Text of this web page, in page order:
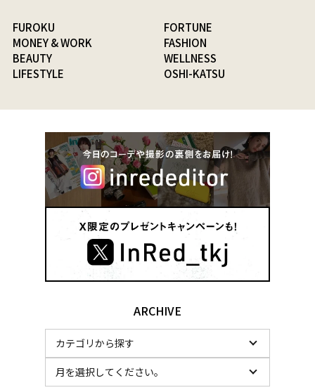
FUROKU
FORTUNE
MONEY & WORK
FASHION
BEAUTY
WELLNESS
LIFESTYLE
OSHI-KATSU
ARCHIVE